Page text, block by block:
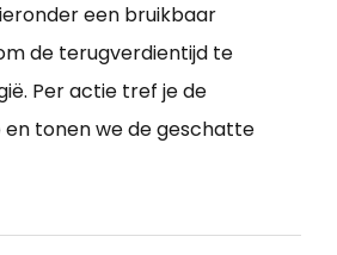
een bruikbaar
de terugverdientijd te
Per actie tref je de
en tonen we de geschatte